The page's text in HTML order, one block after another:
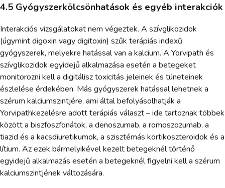
4.5 Gyógyszerkölcsönhatások és egyéb interakciók
Interakciós vizsgálatokat nem végeztek. A szívglikozidok
(úgymint digoxin vagy digitoxin) szűk terápiás indexű
gyógyszerek, melyekre hatással van a kalcium. A Yorvipath és
szívglikozidok egyidejű alkalmazása esetén a betegeket
monitorozni kell a digitálisz toxicitás jeleinek és tüneteinek
észlelése érdekében. Más gyógyszerek hatással lehetnek a
szérum kalciumszintjére, ami által befolyásolhatják a
Yorvipathkezelésre adott terápiás választ – ide tartoznak többek
között a biszfoszfonátok, a denoszumab, a romoszozumab, a
tiazid és a kacsdiuretikumok, a szisztémás kortikoszteroidok és a
lítium. Az ezek bármelyikével kezelt betegeknél történő
egyidejű alkalmazás esetén a betegeknél figyelni kell a szérum
kalciumszintjének változására.